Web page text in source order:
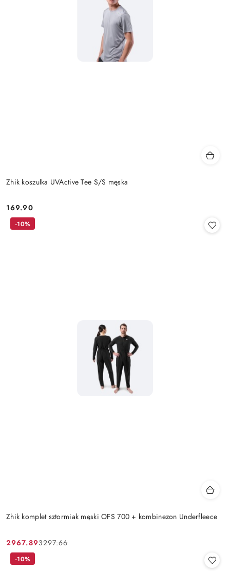
Zhik koszulka UVActive Tee S/S męska
Cena:
169.90
Zhik komplet sztormiak męski OFS 700 + kombinezon Underfleece
Cena
promocyjna:
2967.89
Cena
przed
3297.66
-10%
-10%